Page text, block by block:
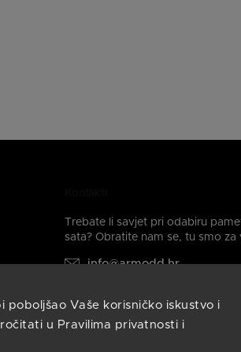
Vaše korisničko iskustvo i
u Pravilima privatnosti i
Trebate li savjet pri odabiru
sata? Obratite nam se, tu smo za
info@armodd.hr